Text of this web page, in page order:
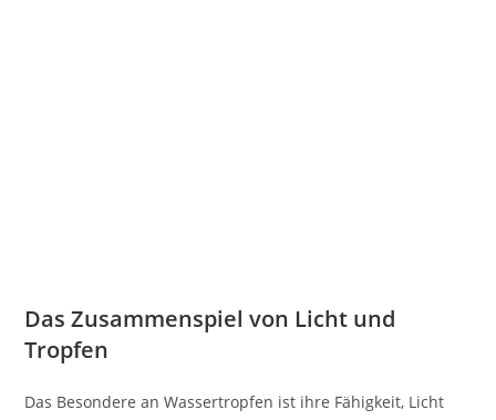
Das Zusammenspiel von Licht und
Tropfen
Das Besondere an Wassertropfen ist ihre Fähigkeit, Licht